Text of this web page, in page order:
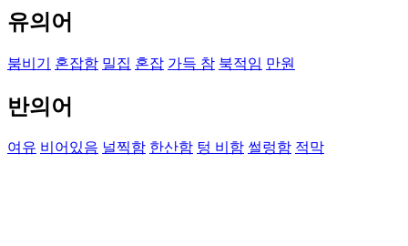
유의어
붐비기 혼잡함 밀집 혼잡 가득 참 북적임 만원
반의어
여유 비어있음 널찍함 한산함 텅 비함 썰렁함 적막